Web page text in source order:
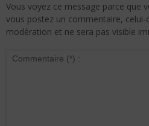
Vous voyez ce message parce que
vous postez un commentaire,
modération et ne sera pas visible